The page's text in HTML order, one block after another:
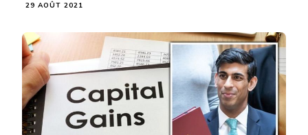
29 AOÛT 2021